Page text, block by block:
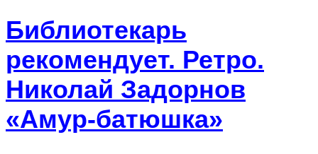
Библиотекарь
рекомендует. Ретро.
Николай Задорнов
«Амур-батюшка»